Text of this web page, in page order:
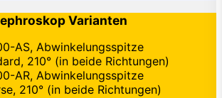
Varianten
AS, Abwinkelungsspitze
210° (in beide Richtungen)
AR, Abwinkelungsspitze
210° (in beide Richtungen)